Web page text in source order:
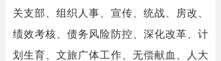
关支部、组织人事、宣传、统战、房改、
绩效考核、债务风险防控、深化改革、计
划生育、文旅广体工作、无偿献血、人大